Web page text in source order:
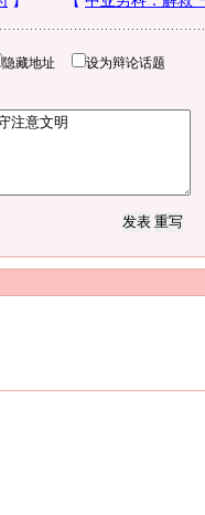
隐藏地址 设为辩论话题